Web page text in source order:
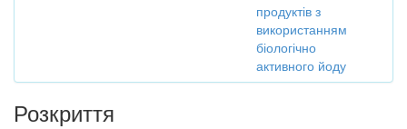
продуктів з
використанням
біологічно
активного йоду
Розкриття